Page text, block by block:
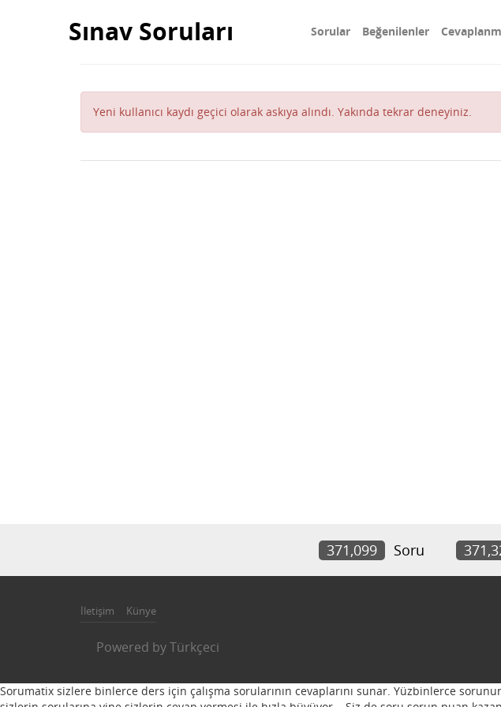
Sınav Soruları Sorular Beğenilenler
Yeni kullanıcı kaydı geçici olarak askıya alındı. Yakında tekrar deneyiniz.
371,099 Soru
İletişim Künye
Powered byTürkçeci
Sorumatix sizlere binlerce ders için çalışma sorularının cevaplarını sunar. Yüzbinlerce